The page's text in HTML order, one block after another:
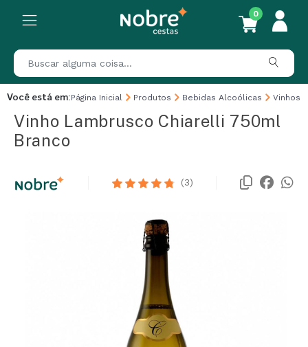
0
Você está em:Página Inicial Produtos Bebidas Alcoólicas Vinhos
Vinho Lambrusco Chiarelli 750ml
Branco
(3)